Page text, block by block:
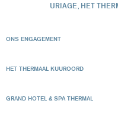
URIAGE, HET
ONS ENGAGEMENT
HET THERMAAL KUUROORD
GRAND HOTEL & SPA THERMAL